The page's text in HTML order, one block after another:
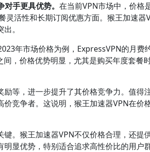
手更具优势。 在当前VPN市场中，价格
活性和长期订阅优惠方面。猴王加速器
。
年市场价格为例，ExpressVPN的月费
，价格优势明显，尤其是购买年度套餐
等，进一步提升了其价格竞争力。值得
竞争者。这说明，猴王加速器VPN在价
。猴王加速器VPN不仅价格合理，还提
显优势，特别适合追求高性价比的用户